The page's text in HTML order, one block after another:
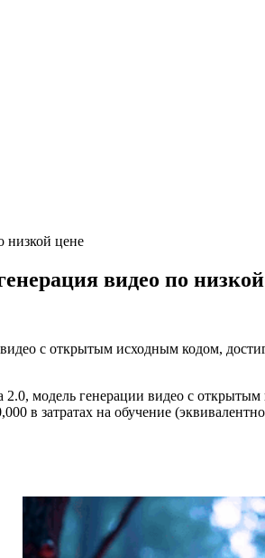
низкой цене
видео по
с открытым исходным кодом,
модель генерации видео с
в затратах на обучение